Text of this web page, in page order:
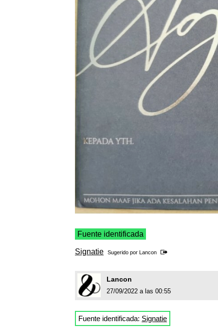
Fuente identificada
Signatie Sugerido por Lancon
Lancon
27/09/2022 a las 00:55
Fuente identificada: Signatie